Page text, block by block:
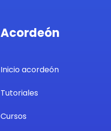
Acordeón
Inicio acordeón
Tutoriales
Cursos